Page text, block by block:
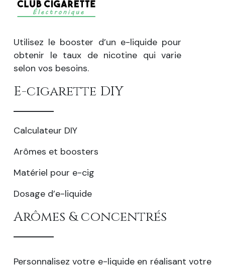
Utilisez le booster d’un e-liquide pour
obtenir le taux de nicotine qui varie
selon vos besoins.
E-cigarette DIY
Calculateur DIY
Arômes et boosters
Matériel pour e-cig
Dosage d’e-liquide
Arômes & concentrés
Personnalisez votre e-liquide en réalisant votre